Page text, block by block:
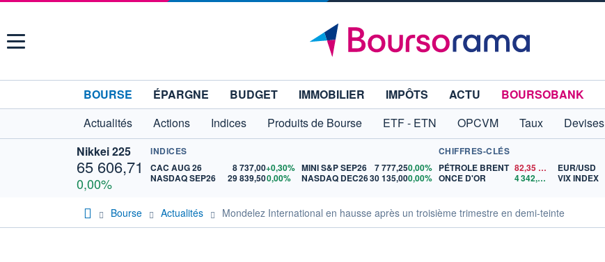
Menu
BOURSE ÉPARGNE BUDGET IMMOBILIER IMPÔTS ACTU
BOURSOBANK
Actualités
Actions Indices Produits de Bourse ETF - ETN OPCVM Taux Devises
Nikkei 225
65 606,71
0,00%
INDICES
CAC AUG 26
8 737,00+0,30%
NASDAQ SEP26
29 839,500,00%
MINI S&P SEP26 7 777,250,00%
NASDAQ DEC2630 135,000,00%
CHIFFRES-CLÉS
PÉTROLE BRENT 82,35
ONCE D'OR
4 342,26 $US
EUR/USD
VIX INDEX
Bourse Actualités Mondelez International en hausse après un troisième trimestre en demi-teinte